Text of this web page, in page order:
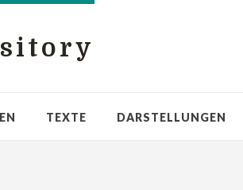
TEXTE DARSTELLUNGEN